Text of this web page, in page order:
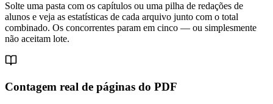
Solte uma pasta com os capítulos ou uma pilha de redações de
alunos e veja as estatísticas de cada arquivo junto com o total
combinado. Os concorrentes param em cinco — ou simplesmente
não aceitam lote.
Contagem real de páginas do PDF